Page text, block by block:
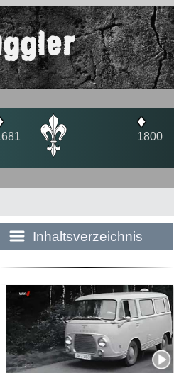
♦
1810
Inhaltsverzeichnis
Historie:
Die dunkle Seite
Mythen, Märchen &
Legenden (2025)